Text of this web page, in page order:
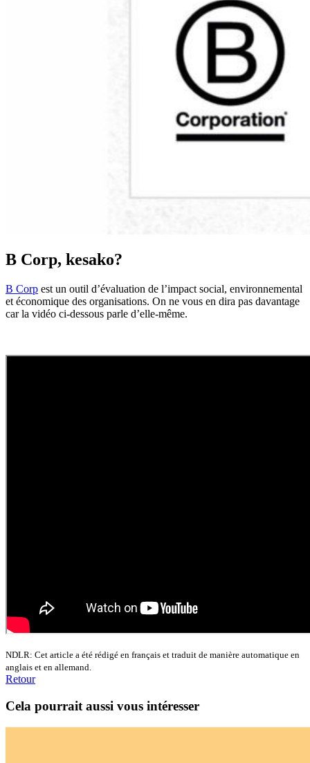
B Corp, kesako?
B Corp est un outil d’évaluation de l’impact social, environnemental
et économique des organisations. On ne vous en dira pas davantage
car la vidéo ci-dessous parle d’elle-même.
NDLR: Cet article a été rédigé en français et traduit de manière automatique en
anglais et en allemand.
Retour
Cela pourrait aussi vous intéresser